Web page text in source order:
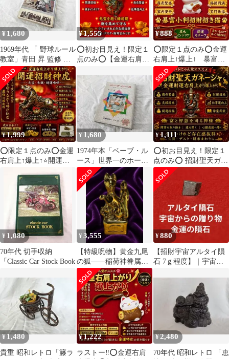
¥ 1,680
1969年代 「 野球ルール
教室」青田 昇 監修 レ
ア 貴重 昭和レトロ プ
ロ
¥1,555
⭕️初お目見え！限定１
点のみ⭕️【金運右肩上
¥888
⭕️限定１点のみ⭕️金運
右肩上↑爆上↑ 暴富小
判招財招き猫
¥1,999
⭕️限定１点のみ⭕️金運
右肩上↑爆上↑⭐️開運招
¥1,680
1974年本「ベーブ・ル
ース」世界一のホーム
ラン王 昭和レトロ レア
貴重
¥1,111
⭕️初お目見え！限定１
点のみ⭕️ 招財聖天ガネ
ーシャ｜金運財運右肩
上がり爆上がり
¥ 1,080
70年代 切手収納
「Classic Car Stock Book
¥3,555
【特級呪物】黄金九尾
の狐——稲荷神眷属・
金運財運を司る禁断の
守護置物
¥880
【招財宇宙アルタイ隕
石 7ｇ程度】｜宇宙パ
物｜金運の隕石｜
¥1,480
貴重 昭和レトロ「籐ラ
¥1,222
ラストー‼️⭕️金運右肩
¥2,480
70年代 昭和レトロ 「恵